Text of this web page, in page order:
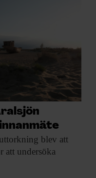
blev att
att undersöka